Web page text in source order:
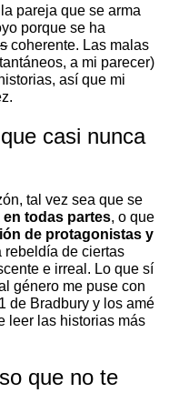
pareja que se arma
porque se ha
coherente. Las malas
a mi parecer)
así que mi
casi nunca
tal vez sea que se
en todas partes, o que
de protagonistas y
rebeldía de ciertas
e irreal. Lo que sí
género me puse con
de Bradbury y los amé
leer las historias más
que no te